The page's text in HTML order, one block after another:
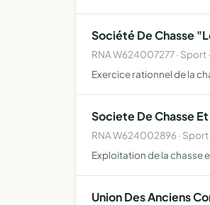
Société De Chasse
RNA W624007277 · Sport
Exercice rationnel de la
Societe De Chasse
RNA W624002896 ·
Exploitation de la chasse
Union Des Anciens